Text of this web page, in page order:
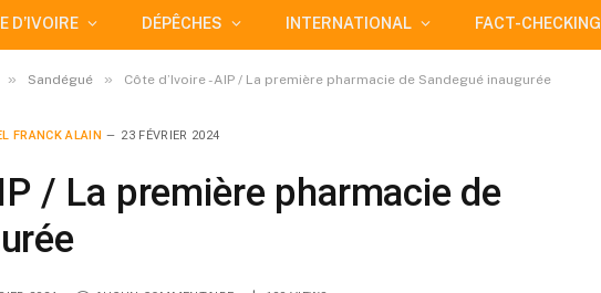
D’IVOIRE DÉPÊCHES INTERNATIONAL FACT-CHECKING
» Sandégué » Côte d’Ivoire -AIP / La première pharmacie de Sandegué inaugurée
FRANCK ALAIN 23 FÉVRIER 2024
/ La première pharmacie de